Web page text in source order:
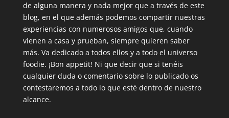
de alguna manera y nada mejor que a través de este
blog, en el que además podemos compartir nuestras
experiencias con numerosos amigos que, cuando
vienen a casa y prueban, siempre quieren saber
más. Va dedicado a todos ellos y a todo el universo
foodie. ¡Bon appetit! Ni que decir que si tenéis
cualquier duda o comentario sobre lo publicado os
contestaremos a todo lo que esté dentro de nuestro
alcance.